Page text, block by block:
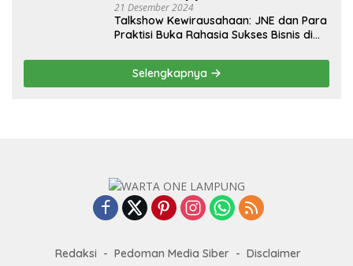
21 Desember 2024
Talkshow Kewirausahaan: JNE dan Para
Praktisi Buka Rahasia Sukses Bisnis di
Selengkapnya
Redaksi Pedoman Media Siber Disclaimer